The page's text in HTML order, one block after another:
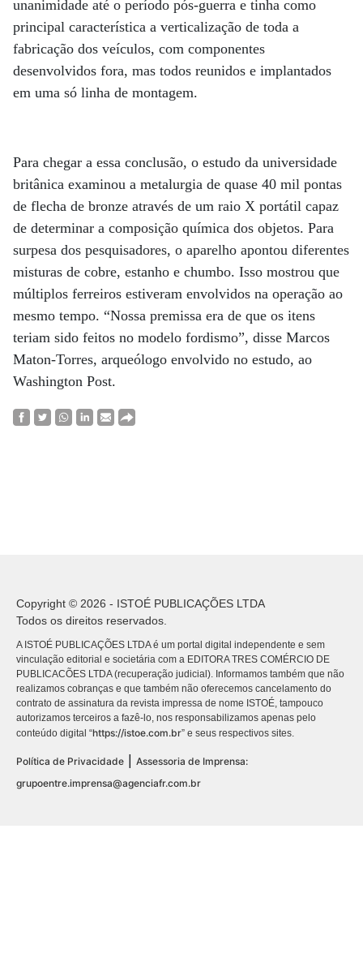
unanimidade até o período pós-guerra e tinha como
principal característica a verticalização de toda a
fabricação dos veículos, com componentes
desenvolvidos fora, mas todos reunidos e implantados
em uma só linha de montagem.
Para chegar a essa conclusão, o estudo da universidade
britânica examinou a metalurgia de quase 40 mil pontas
de flecha de bronze através de um raio X portátil capaz
de determinar a composição química dos objetos. Para
surpesa dos pesquisadores, o aparelho apontou diferentes
misturas de cobre, estanho e chumbo. Isso mostrou que
múltiplos ferreiros estiveram envolvidos na operação ao
mesmo tempo. “Nossa premissa era de que os itens
teriam sido feitos no modelo fordismo”, disse Marcos
Maton-Torres, arqueólogo envolvido no estudo, ao
Washington Post.
Copyright © 2026 - ISTOÉ PUBLICAÇÕES LTDA
Todos os direitos reservados.
A ISTOÉ PUBLICAÇÕES LTDA é um portal digital independente e sem
vinculação editorial e societária com a EDITORA TRES COMÉRCIO DE
PUBLICACÕES LTDA (recuperação judicial). Informamos também que não
realizamos cobranças e que também não oferecemos cancelamento do
contrato de assinatura da revista impressa de nome ISTOÉ, tampouco
autorizamos terceiros a fazê-lo, nos responsabilizamos apenas pelo
conteúdo digital “https://istoe.com.br” e seus respectivos sites.
Política de Privacidade | Assessoria de Imprensa:
grupoentre.imprensa@agenciafr.com.br